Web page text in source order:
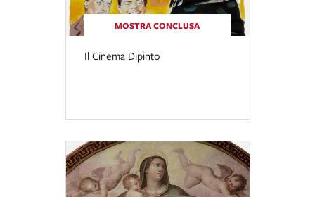
MOSTRA CONCLUSA
Il Cinema Dipinto